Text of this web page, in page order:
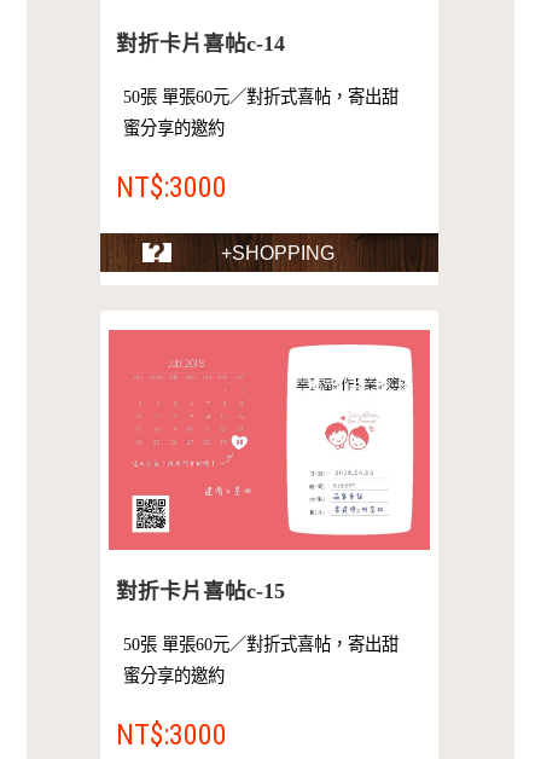
對折卡片喜帖c-14
50張 單張60元／對折式喜帖，寄出甜
蜜分享的邀約
NT$:3000
+SHOPPING
對折卡片喜帖c-15
50張 單張60元／對折式喜帖，寄出甜
蜜分享的邀約
NT$:3000